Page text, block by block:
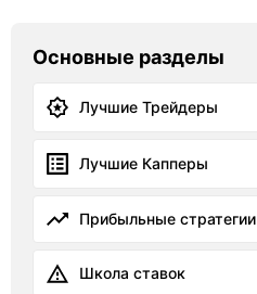
Основные разделы
Лучшие Трейдеры
Лучшие Капперы
Прибыльные стратегии
Школа ставок